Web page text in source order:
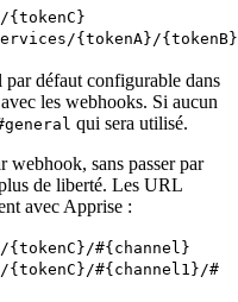
{tokenA}/
par défaut configurable dans
les webhooks. Si aucun
qui sera utilisé.
webhook, sans passer par
de liberté. Les URL
avec Apprise :
#{channel}
#{channel1}/#